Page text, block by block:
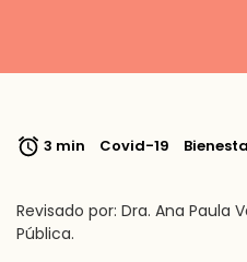
3 min Covid-19
Revisado por: Dra. Ana Paula
Pública.